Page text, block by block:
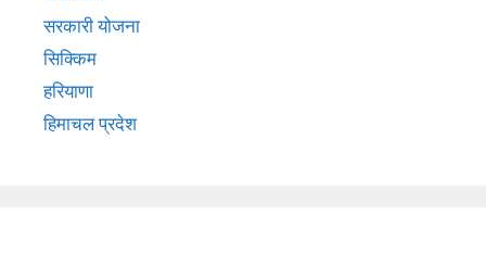
सरकारी योजना
सिक्किम
हरियाणा
हिमाचल प्रदेश